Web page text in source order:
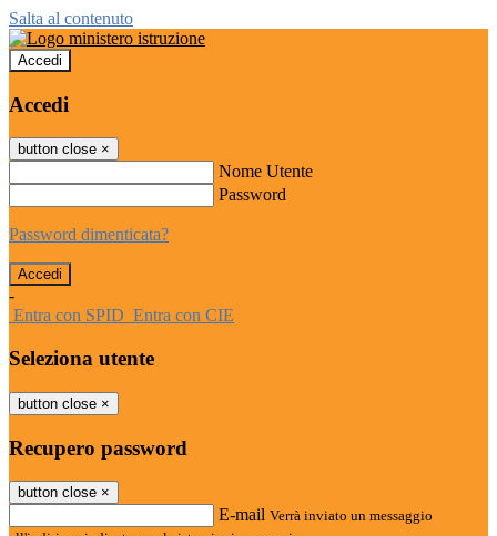
Salta al contenuto
Accedi
Accedi
button close ×
Nome Utente
Password
Password dimenticata?
-
Entra con SPID Entra con CIE
Seleziona utente
button close ×
Recupero password
button close ×
E-mail Verrà inviato un messaggio